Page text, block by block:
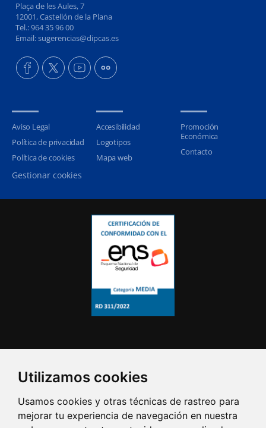
Utilizamos cookies
Usamos cookies y otras técnicas de rastreo para
mejorar tu experiencia de navegación en nuestra
Plaça de les Aules, 7
12001, Castellón de la Plana
Tel.: 964 35 96 00
Email: sugerencias@dipcas.es
Aviso Legal
Política de privacidad
Política de cookies
Gestionar cookies
Accesibilidad
Logotipos
Mapa web
Promoción
Económica
Contacto